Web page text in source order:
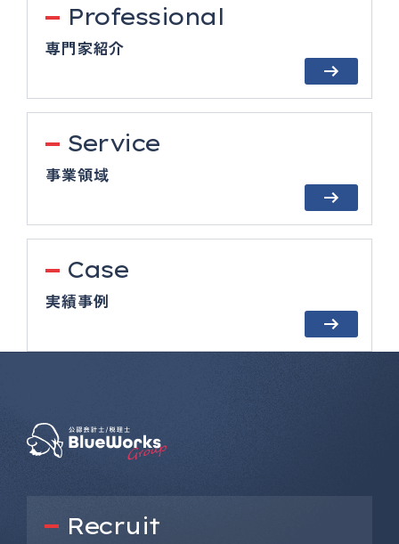
Professional
専門家紹介
Service
事業領域
Case
実績事例
Recruit